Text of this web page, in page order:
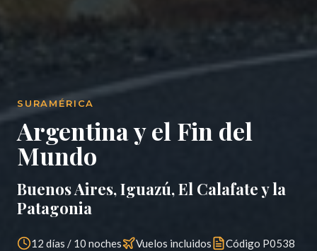
SURAMÉRICA
Argentina y el Fin del
Mundo
Buenos Aires, Iguazú, El Calafate y la
Patagonia
12 días / 10 noches Vuelos incluidos Código P0538